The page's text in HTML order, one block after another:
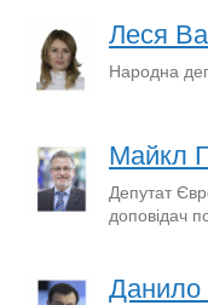
Леся
Народна
Майкл
Депутат
доповідач
Данило